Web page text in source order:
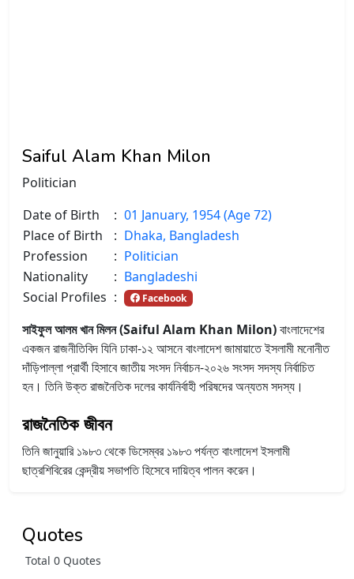
Saiful Alam Khan Milon
Politician
Date of Birth
: 01 January, 1954 (Age 72)
Place of Birth
: Dhaka, Bangladesh
Profession
: Politician
Nationality
: Bangladeshi
Social Profiles : Facebook
সাইফুল আলম খান মিলন (Saiful Alam Khan Milon)বাংলাদেশের
একজন রাজনীতিবিদ যিনি ঢাকা-১২ আসনে বাংলাদেশ জামায়াতে ইসলামী মনোনীত
দাঁড়িপাল্লা প্রার্থী হিসাবে জাতীয় সংসদ নির্বাচন-২০২৬ সংসদ সদস্য নির্বাচিত
হন। তিনি উক্ত রাজনৈতিক দলের কার্যনির্বাহী পরিষদের অন্যতম সদস্য।
রাজনৈতিক জীবন
তিনি জানুয়ারি ১৯৮৩ থেকে ডিসেম্বর ১৯৮৩ পর্যন্ত বাংলাদেশ ইসলামী
ছাত্রশিবিরের কেন্দ্রীয় সভাপতি হিসেবে দায়িত্ব পালন করেন।
Quotes
Total 0 Quotes